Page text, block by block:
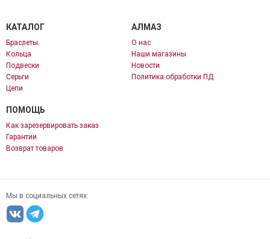
КАТАЛОГ
Браслеты
Кольца
Подвески
Серьги
Цепи
АЛМАЗ
О нас
Наши магазины
Новости
Политика обработки ПД
ПОМОЩЬ
Как зарезервировать заказ
Гарантии
Возврат товаров
Мы в социальных сетях: